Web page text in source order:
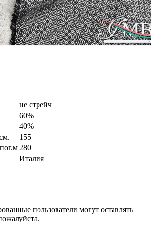
не стрейч
60%
40%
155
280
Италия
пользователи могут оставлять